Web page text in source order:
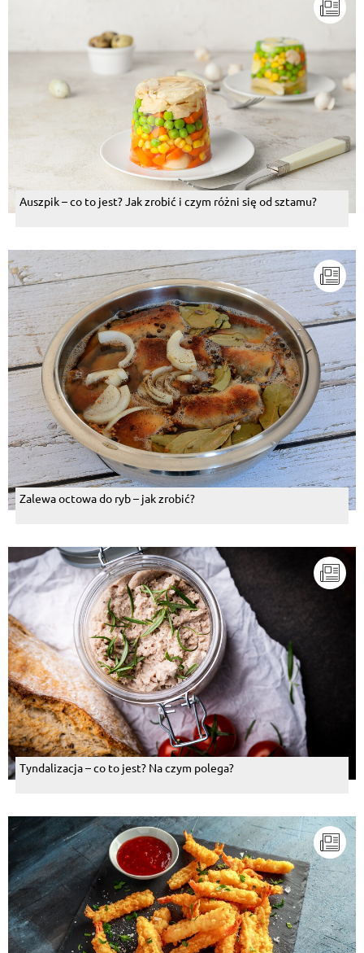
Auszpik – co to jest? Jak zrobić i czym różni się od sztamu?
Zalewa octowa do ryb – jak zrobić?
Tyndalizacja – co to jest? Na czym polega?